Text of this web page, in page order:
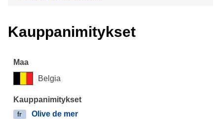
Kauppanimitykset
Belgia
fr Olive de mer